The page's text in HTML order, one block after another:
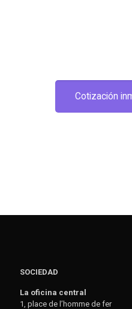
Cotización
SOCIEDAD
La oficina central
1, place de l’homme de fer